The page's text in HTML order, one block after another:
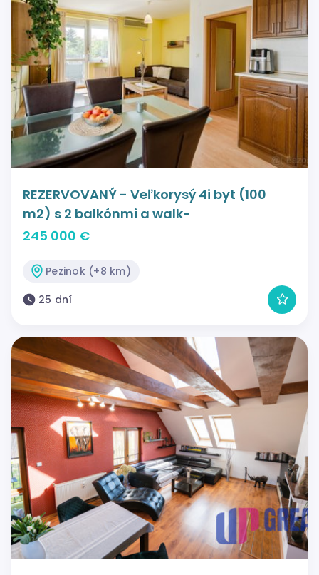
REZERVOVANÝ - Veľkorysý 4i byt (100
m2) s 2 balkónmi a walk-
245 000 €
Pezinok (+8 km)
25 dní